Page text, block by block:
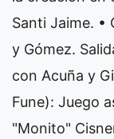
Santi Jaime. •
y Gómez.
con Acuña y
Fune): Juego
"Monito"